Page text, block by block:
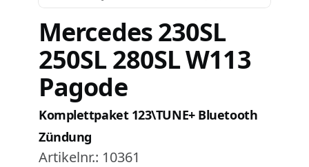
Mercedes 230SL
250SL 280SL W113
Pagode
Komplettpaket 123\TUNE+ Bluetooth
Zündung
Artikelnr.: 10361